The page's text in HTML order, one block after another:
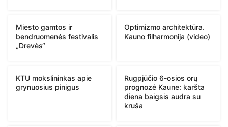
Miesto gamtos ir
bendruomenės festivalis
„Drevės“
Optimizmo architektūra.
Kauno filharmonija (video)
KTU mokslininkas apie
grynuosius pinigus
Rugpjūčio 6-osios orų
prognozė Kaune: karšta
diena baigsis audra su
kruša